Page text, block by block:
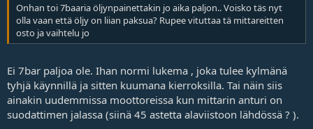
Onhan toi 7baaria öljynpainettakin jo aika paljon.. Voisko täs nyt
olla vaan että öljy on liian paksua? Rupee vituttaa tä mittareitten
osto ja vaihtelu jo
Ei 7bar paljoa ole. Ihan normi lukema , joka tulee kylmänä
tyhjä käynnillä ja sitten kuumana kierroksilla. Tai näin siis
ainakin uudemmissa moottoreissa kun mittarin anturi on
suodattimen jalassa (siinä 45 astetta alaviistoon lähdössä ? ).